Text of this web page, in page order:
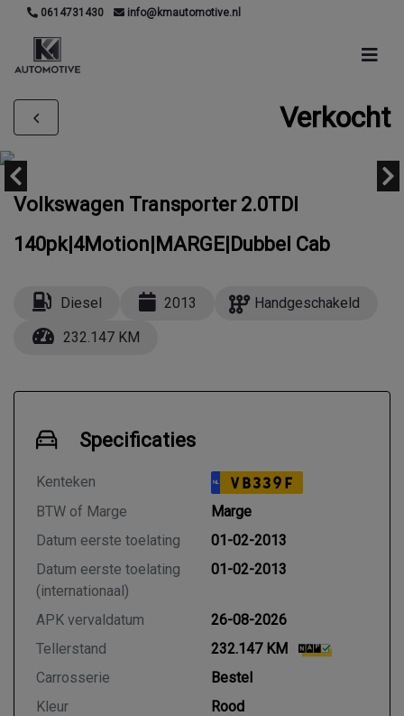
0614731430 info@kmautomotive.nl
Verkocht
Volkswagen Transporter 2.0TDI
140pk|4Motion|MARGE|Dubbel Cab
Diesel 2013
Handgeschakeld
232.147 KM
Specificaties
Kenteken NL VB339F
BTW of Marge
Marge
Datum eerste toelating
01-02-2013
Datum eerste toelating
(internationaal)
01-02-2013
APK vervaldatum
26-08-2026
Tellerstand
232.147 KM
Carrosserie
Bestel
Kleur
Rood